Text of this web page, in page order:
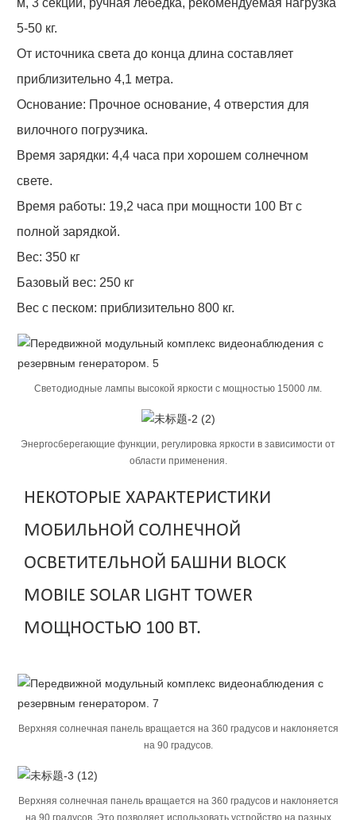
5-50 кг.
От источника света до конца длина составляет
приблизительно 4,1 метра.
Основание: Прочное основание, 4 отверстия для
вилочного погрузчика.
Время зарядки: 4,4 часа при хорошем солнечном
свете.
Время работы: 19,2 часа при мощности 100 Вт с
полной зарядкой.
Вес: 350 кг
Базовый вес: 250 кг
Вес с песком: приблизительно 800 кг.
Светодиодные лампы высокой яркости с мощностью 15000 лм.
Энергосберегающие функции, регулировка яркости в зависимости от
области применения.
НЕКОТОРЫЕ ХАРАКТЕРИСТИКИ
МОБИЛЬНОЙ СОЛНЕЧНОЙ
ОСВЕТИТЕЛЬНОЙ БАШНИ BLOCK
MOBILE SOLAR LIGHT TOWER
МОЩНОСТЬЮ 100 ВТ.
Верхняя солнечная панель вращается на 360 градусов и наклоняется
на 90 градусов.
Верхняя солнечная панель вращается на 360 градусов и наклоняется
на 90 градусов. Это позволяет использовать устройство на разных